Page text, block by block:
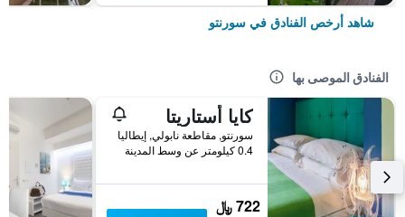
شاهد أرخص الفنادق في سورنتو
الفنادق الموصى بها
كايا أستاريتا
سورنتو, مقاطعة نابولي, إيطاليا
0.4 كيلومتر عن وسط المدينة
722 ﷼